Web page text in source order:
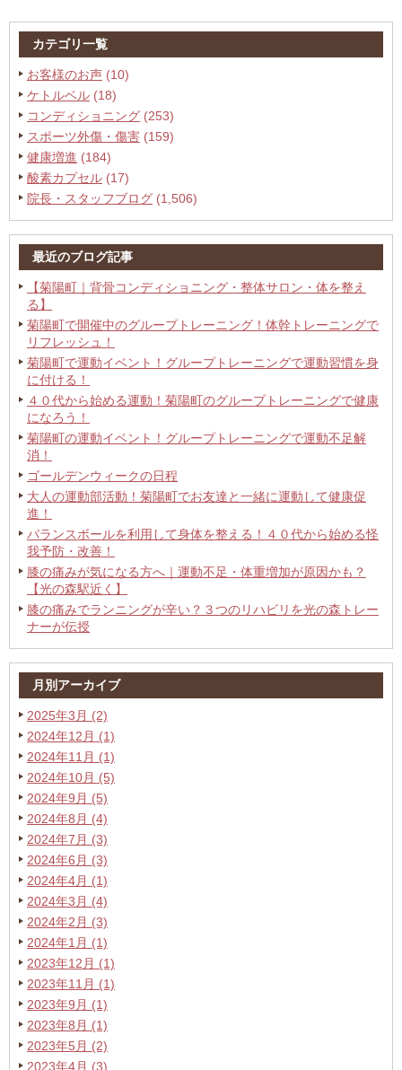
カテゴリ一覧
お客様のお声 (10)
ケトルベル (18)
コンディショニング (253)
スポーツ外傷・傷害 (159)
健康増進 (184)
酸素カプセル (17)
院長・スタッフブログ (1,506)
最近のブログ記事
【菊陽町｜背骨コンディショニング・整体サロン・体を整え
る】
菊陽町で開催中のグループトレーニング！体幹トレーニングで
リフレッシュ！
菊陽町で運動イベント！グループトレーニングで運動習慣を身
に付ける！
４０代から始める運動！菊陽町のグループトレーニングで健康
になろう！
菊陽町の運動イベント！グループトレーニングで運動不足解
消！
ゴールデンウィークの日程
大人の運動部活動！菊陽町でお友達と一緒に運動して健康促
進！
バランスボールを利用して身体を整える！４０代から始める怪
我予防・改善！
膝の痛みが気になる方へ｜運動不足・体重増加が原因かも？
【光の森駅近く】
膝の痛みでランニングが辛い？３つのリハビリを光の森トレー
ナーが伝授
月別アーカイブ
2025年3月 (2)
2024年12月 (1)
2024年11月 (1)
2024年10月 (5)
2024年9月 (5)
2024年8月 (4)
2024年7月 (3)
2024年6月 (3)
2024年4月 (1)
2024年3月 (4)
2024年2月 (3)
2024年1月 (1)
2023年12月 (1)
2023年11月 (1)
2023年9月 (1)
2023年8月 (1)
2023年5月 (2)
2023年4月 (3)